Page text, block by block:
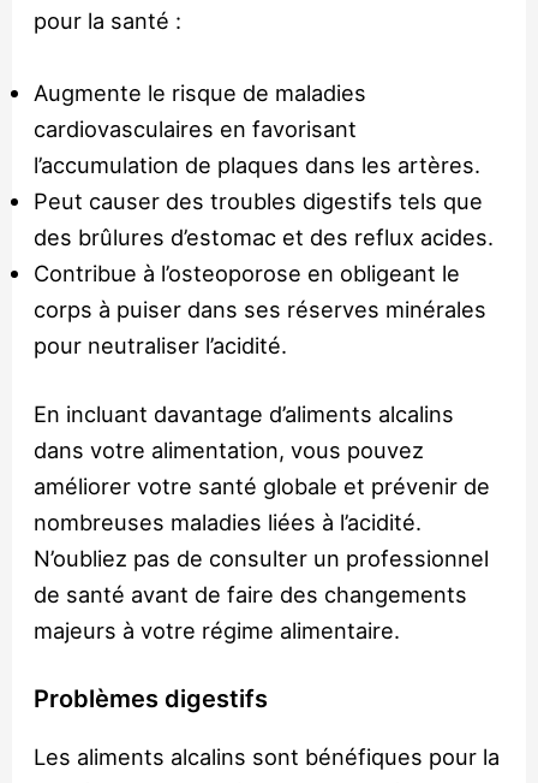
pour la santé :
Augmente le risque de maladies
cardiovasculaires en favorisant
l’accumulation de plaques dans les artères.
Peut causer des troubles digestifs tels que
des brûlures d’estomac et des reflux acides.
Contribue à l’osteoporose en obligeant le
corps à puiser dans ses réserves minérales
pour neutraliser l’acidité.
En incluant davantage d’aliments alcalins
dans votre alimentation, vous pouvez
améliorer votre santé globale et prévenir de
nombreuses maladies liées à l’acidité.
N’oubliez pas de consulter un professionnel
de santé avant de faire des changements
majeurs à votre régime alimentaire.
Problèmes digestifs
Les aliments alcalins sont bénéfiques pour la